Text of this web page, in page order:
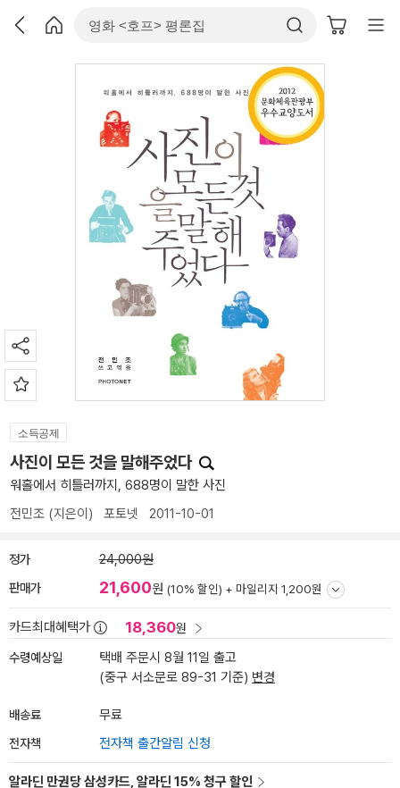
소득공제
사진이 모든 것을 말해주었다
워홀에서 히틀러까지, 688명이 말한 사진
전민조 (지은이) 포토넷 2011-10-01
정가 24,000원
판매가 21,600원 (10% 할인) + 마일리지 1,200원
카드최대혜택가 18,360원
수령예상일
택배 주문시 8월 11일 출고
(중구 서소문로 89-31 기준) 변경
배송료 무료
전자책 전자책 출간알림 신청
알라딘 만권당 삼성카드, 알라딘 15% 청구 할인